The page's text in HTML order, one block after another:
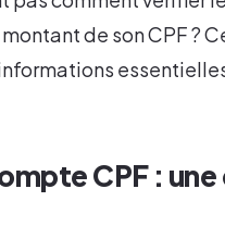
de son CPF ?
CPF :